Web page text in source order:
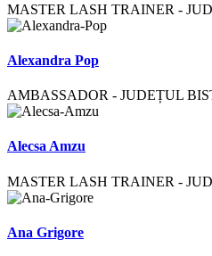
MASTER LASH TRAINER -
Alexandra Pop
AMBASSADOR - JUDEȚUL
Alecsa Amzu
MASTER LASH TRAINER -
Ana Grigore